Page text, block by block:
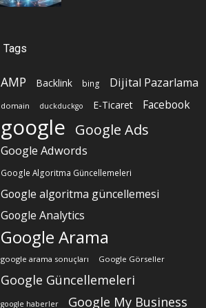
Tags
AMP Backlink bing Dijital Pazarlama
domain duckduckgo E-Ticaret Facebook
google Google Ads
Google Adwords
Google Algoritma Güncellemeleri
Google algoritma güncellemesi
Google Analytics
Google Arama
google arama sonuçları Google Görseller
Google Güncellemeleri
google haberler Google My Business